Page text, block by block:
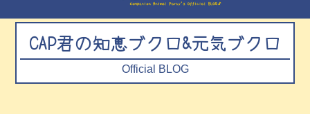
CAP君の知恵ブクロ&元気ブクロ
Official BLOG